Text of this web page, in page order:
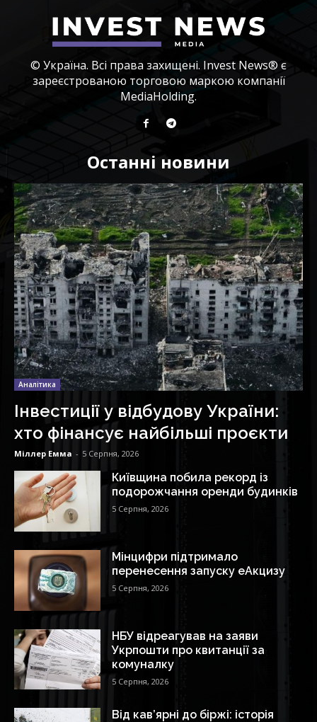
© Україна. Всі права захищені. Invest News® є
зареєстрованою торговою маркою компанії
MediaHolding.
Останні новини
Аналітика
Інвестиції у відбудову України:
хто фінансує найбільші проєкти
Міллер Емма - 5 Серпня, 2026
Київщина побила рекорд із
подорожчання оренди будинків
5 Серпня, 2026
Мінцифри підтримало
перенесення запуску еАкцизу
5 Серпня, 2026
НБУ відреагував на заяви
Укрпошти про квитанції за
комуналку
5 Серпня, 2026
Від кав’ярні до біржі: історія